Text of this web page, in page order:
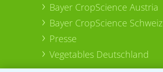
Bayer CropScience Austria
Bayer CropScience Schweiz
Presse
Vegetables Deutschland